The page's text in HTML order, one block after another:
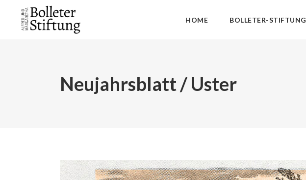
HOME BOLLETER-STIFTUNG
Neujahrsblatt / Uster